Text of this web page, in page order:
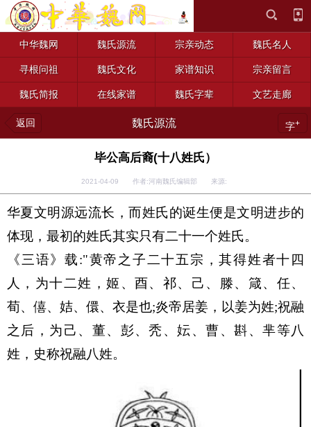
中华魏网 魏氏源流 宗亲动态 魏氏名人
寻根问祖 魏氏文化 家谱知识 宗亲留言
魏氏简报 在线家谱 魏氏字辈 文艺走廊
返回 魏氏源流 字+
毕公高后裔(十八姓氏）
2021-04-09 作者:河南魏氏编辑部 来源:
华夏文明源远流长，而姓氏的诞生便是文明进步的
体现，最初的姓氏其实只有二十一个姓氏。
《三语》载:"黄帝之子二十五宗，其得姓者十四
人，为十二姓，姬、酉、祁、己、滕、箴、任、
荀、僖、姞、儇、衣是也;炎帝居姜，以姜为姓;祝融
之后，为己、董、彭、秃、妘、曹、斟、芈等八
姓，史称祝融八姓。